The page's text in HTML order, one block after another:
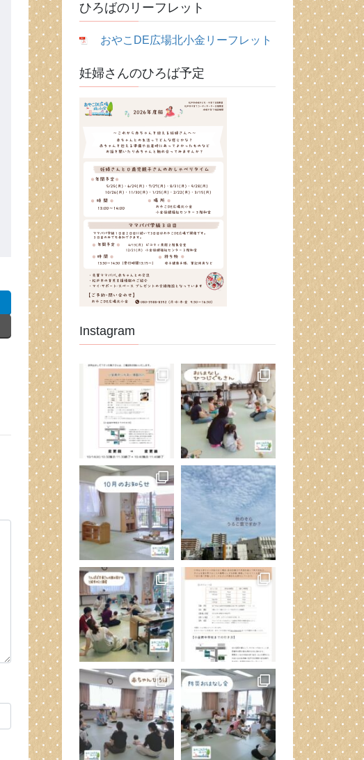
ひろばのリーフレット
おやこDE広場北小金リーフレット
妊婦さんのひろば予定
Instagram